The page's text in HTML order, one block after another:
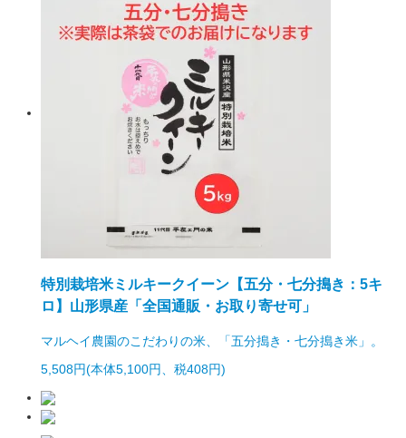
特別栽培米ミルキークイーン【五分・七分搗き：5キ
ロ】山形県産「全国通販・お取り寄せ可」
マルヘイ農園のこだわりの米、「五分搗き・七分搗き米」。
5,508円(本体5,100円、税408円)